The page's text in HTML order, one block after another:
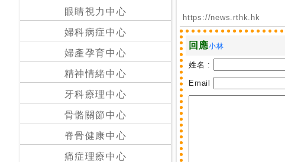
小
診
室
眼睛視力中心
婦科病症中心
婦產孕育中心
精神情緒中心
牙科療理中心
骨骼關節中心
脊骨健康中心
痛症理療中心
https://news.rthk.hk
回應小林
姓名 :
Email